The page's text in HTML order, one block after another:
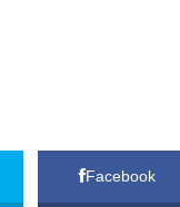
Facebook